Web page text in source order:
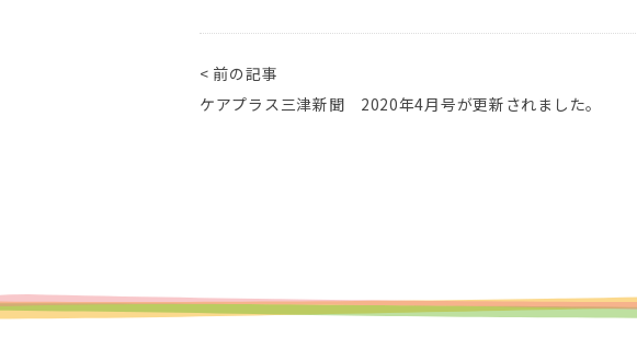
< 前の記事
ケアプラス三津新聞 2020年4月号が更新されました。